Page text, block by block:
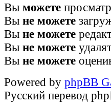
Вы можете
Вы не можете
Вы не можете
Вы не можете
Вы не можете
Powered by phpBB
Русский перевод